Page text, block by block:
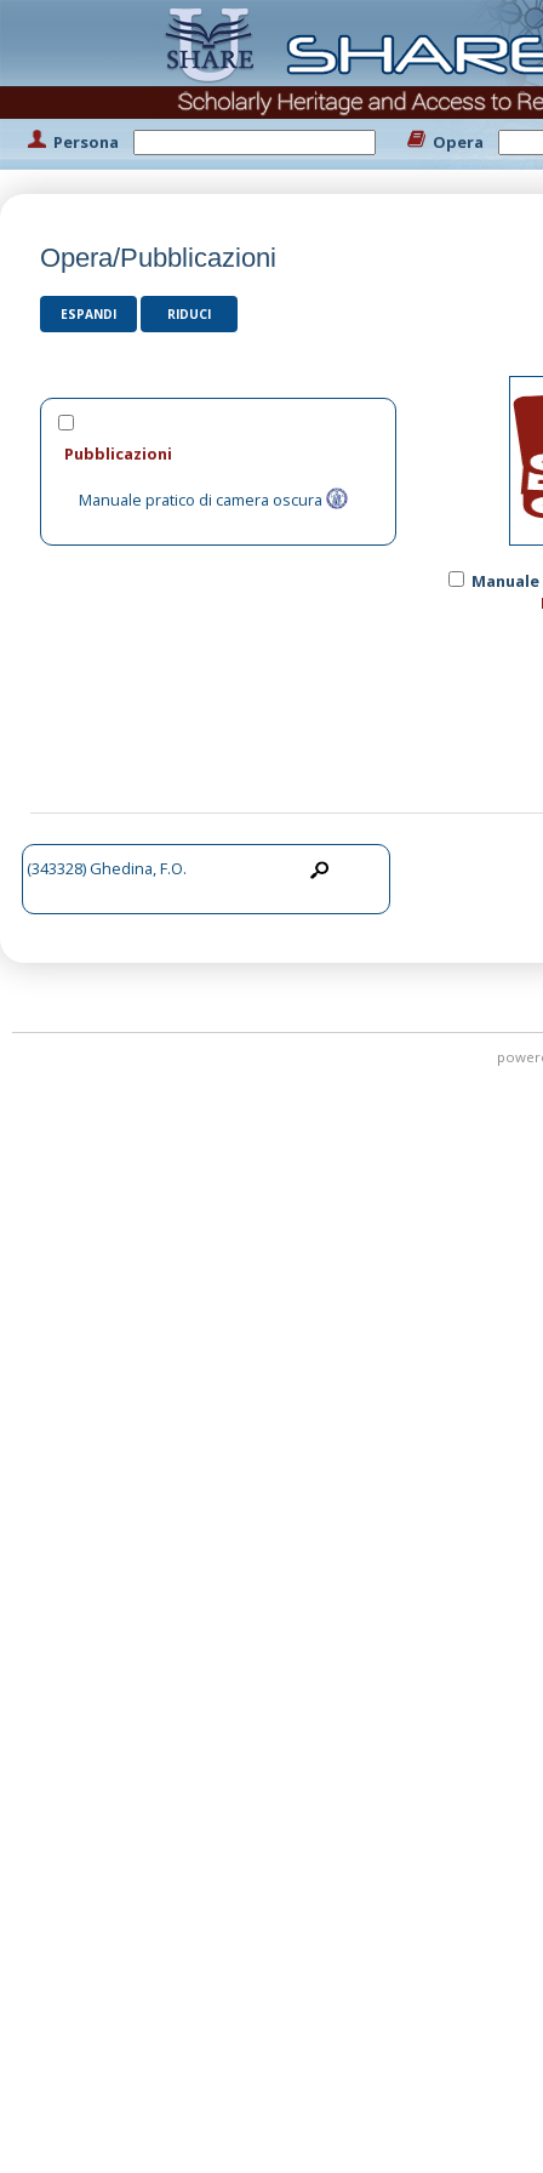
Persona Opera
Opera/Pubblicazioni
ESPANDI RIDUCI
Pubblicazioni
Manuale pratico di camera oscura
(343328) Ghedina, F.O.